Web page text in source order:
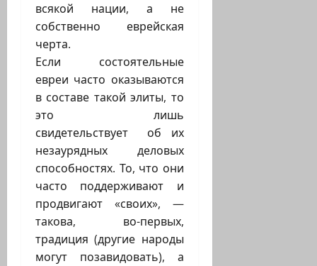
всякой нации, а не
собственно еврейская
черта.
Если состоятельные
евреи часто оказываются
в составе такой элиты, то
это лишь
свидетельствует об их
незаурядных деловых
способностях. То, что они
часто поддерживают и
продвигают «своих», —
такова, во-первых,
традиция (другие народы
могут позавидовать), а